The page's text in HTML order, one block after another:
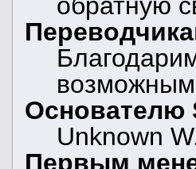
Основателю
Unknown
Первым